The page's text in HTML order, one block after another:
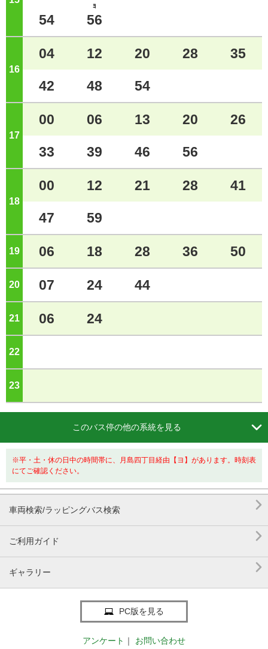
54
ﾖ
56
16 ジ
04 12 20 28 35
42 48 54
17 ジ
00 06 13 20 26
33 39 46 56
18 ジ
00 12 21 28 41
47 59
19 06 18 28 36 50
20 07 24 44
21 06 24
22
23
このバス停の他の系統を見る 
※平・土・休の日中の時間帯に、月島四丁目経由【ヨ】があります。時刻表
にてご確認ください。
車両検索/ラッピングバス検索 
ご利用ガイド 
ギャラリー 
PC版を見る
アンケート ｜
お問い合わせ